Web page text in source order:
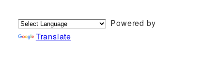
Powered by
Translate